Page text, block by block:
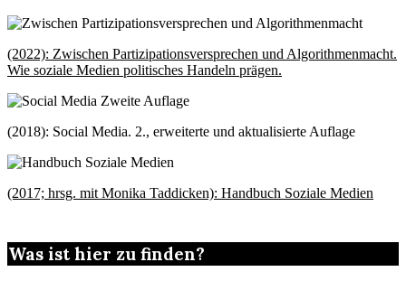
(2022): Zwischen Partizipationsversprechen und Algorithmenmacht.
Wie soziale Medien politisches Handeln prägen.
(2018): Social Media. 2., erweiterte und aktualisierte Auflage
(2017; hrsg. mit Monika Taddicken): Handbuch Soziale Medien
Was ist hier zu finden?